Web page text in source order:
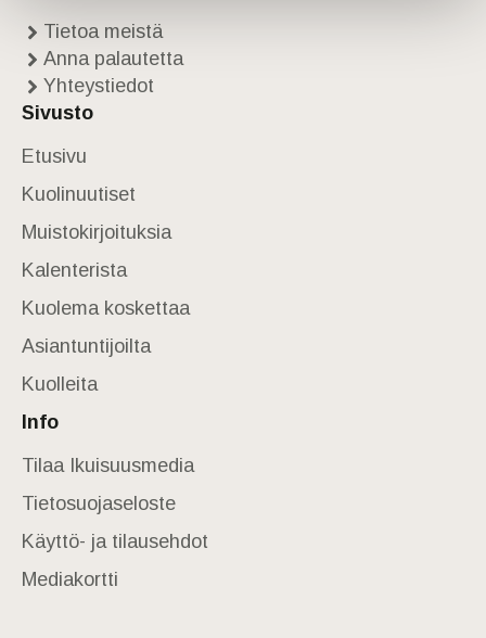
Tietoa meistä
Anna palautetta
Yhteystiedot
Sivusto
Etusivu
Kuolinuutiset
Muistokirjoituksia
Kalenterista
Kuolema koskettaa
Asiantuntijoilta
Kuolleita
Info
Tilaa Ikuisuusmedia
Tietosuojaseloste
Käyttö- ja tilausehdot
Mediakortti